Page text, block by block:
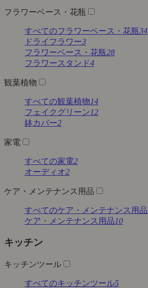
フラワーベース・花瓶
すべてのフラワーベース・花瓶34
ドライフラワー3
フラワーベース・花瓶28
フラワースタンド4
観葉植物
すべての観葉植物14
フェイクグリーン12
鉢カバー2
家電
すべての家電2
オーディオ2
ケア・メンテナンス用品
すべてのケア・メンテナンス用品
ケア・メンテナンス用品10
キッチン
キッチンツール
すべてのキッチンツール5